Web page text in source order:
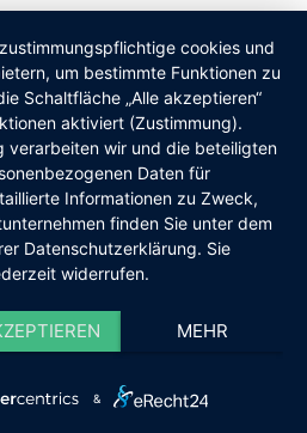
cookies und
um bestimmte Funktionen zu
Schaltfläche „Alle akzeptieren“
aktiviert (Zustimmung).
verarbeiten wir und die beteiligten
Daten für
Informationen zu Zweck,
finden Sie unter dem
Datenschutzerklärung. Sie
widerrufen.
MEHR
&